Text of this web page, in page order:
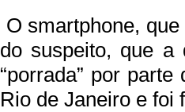
O smartphone,
do suspeito, que a
“porrada” por
Rio de Janeiro e foi